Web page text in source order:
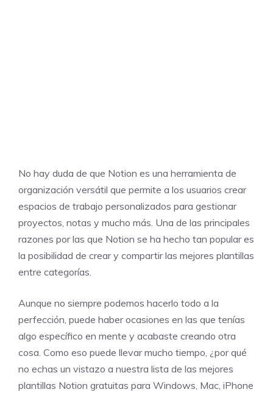
No hay duda de que Notion es una herramienta de
organización versátil que permite a los usuarios crear
espacios de trabajo personalizados para gestionar
proyectos, notas y mucho más. Una de las principales
razones por las que Notion se ha hecho tan popular es
la posibilidad de crear y compartir las mejores plantillas
entre categorías.
Aunque no siempre podemos hacerlo todo a la
perfección, puede haber ocasiones en las que tenías
algo específico en mente y acabaste creando otra
cosa. Como eso puede llevar mucho tiempo, ¿por qué
no echas un vistazo a nuestra lista de las mejores
plantillas Notion gratuitas para Windows, Mac, iPhone